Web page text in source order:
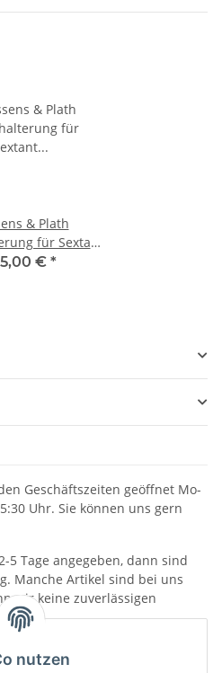
nutzen
& Plath
für Sextant
444012
€ *
Geschäftszeiten geöffnet Mo-
Uhr. Sie können uns gern
5 Tage angegeben, dann sind
Manche Artikel sind bei uns
wir keine zuverlässigen